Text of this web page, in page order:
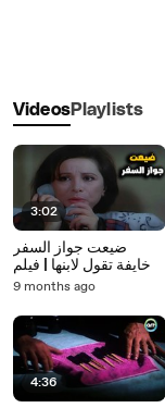
VideosPlaylists
3:02
ضيعت جواز السفر
وخايفة تقول لابنها | فيلم
ارض الاحلام
9 months ago
4:36